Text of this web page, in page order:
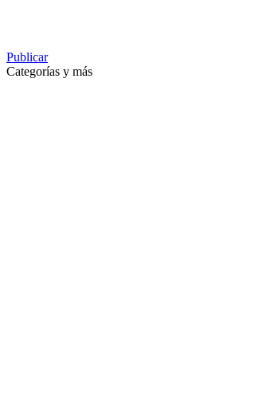
Publicar
Categorías y más